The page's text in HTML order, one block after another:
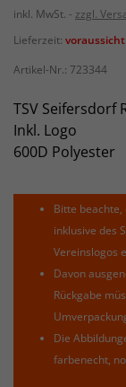
inkl. MwSt.
zzgl.
Lieferzeit:
Artikel-Nr.: 723344
TSV Seifersdorf
Inkl. Logo
600D Polyester
Bitte
inklusive des
Vereinslogos
Davon
Rückgabe
Die
farbenecht,